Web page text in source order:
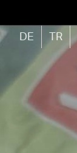
DE TR